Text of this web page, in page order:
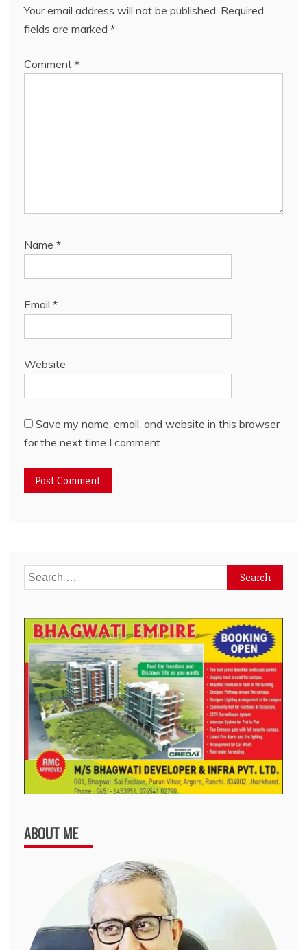
Your email address will not be published. Required
fields are marked *
Comment *
Name *
Email *
Website
Save my name, email, and website in this browser
for the next time I comment.
Search
for:
ABOUT ME